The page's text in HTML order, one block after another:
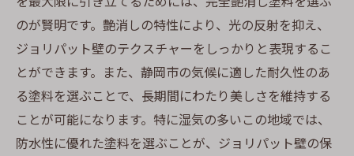
のが賢明です。艶消しの特性により、光の反射を抑え、
ジョリパット壁のテクスチャーをしっかりと表現するこ
とができます。また、静岡市の気候に適した耐久性のあ
る塗料を選ぶことで、長期間にわたり美しさを維持する
ことが可能になります。特に湿気の多いこの地域では、
防水性に優れた塗料を選ぶことが、ジョリパット壁の保